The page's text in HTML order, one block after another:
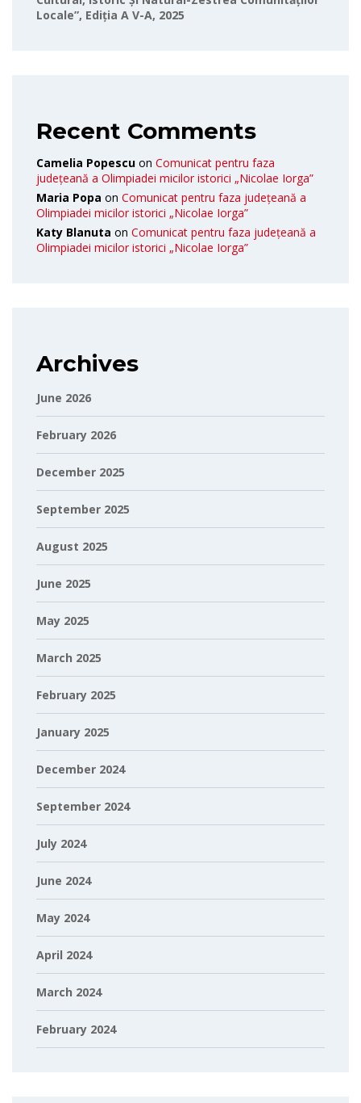
Locale”, Ediția A V-A, 2025
Recent Comments
Camelia Popescu on Comunicat pentru faza
județeană a Olimpiadei micilor istorici „Nicolae Iorga”
Maria Popa on Comunicat pentru faza județeană a
Olimpiadei micilor istorici „Nicolae Iorga”
Katy Blanuta on Comunicat pentru faza județeană a
Olimpiadei micilor istorici „Nicolae Iorga”
Archives
June 2026
February 2026
December 2025
September 2025
August 2025
June 2025
May 2025
March 2025
February 2025
January 2025
December 2024
September 2024
July 2024
June 2024
May 2024
April 2024
March 2024
February 2024